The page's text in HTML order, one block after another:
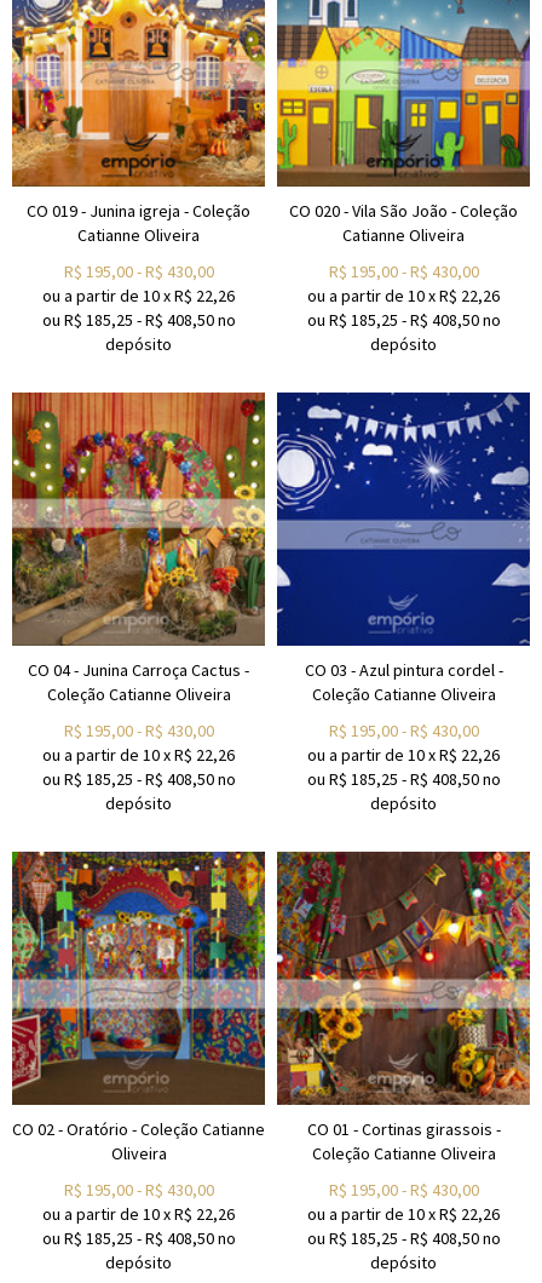
CO 019 - Junina igreja - Coleção
Catianne Oliveira
R$ 195,00-R$ 430,00
ou a partir de 10xR$ 22,26
ou R$ 185,25 -R$ 408,50no
depósito
CO 020 - Vila São João - Coleção
Catianne Oliveira
R$ 195,00-R$ 430,00
ou a partir de 10xR$ 22,26
ou R$ 185,25 -R$ 408,50no
depósito
CO 04 - Junina Carroça Cactus -
Coleção Catianne Oliveira
R$ 195,00-R$ 430,00
ou a partir de 10xR$ 22,26
ou R$ 185,25 -R$ 408,50no
depósito
CO 03 - Azul pintura cordel -
Coleção Catianne Oliveira
R$ 195,00-R$ 430,00
ou a partir de 10xR$ 22,26
ou R$ 185,25 -R$ 408,50no
depósito
CO 02 - Oratório - Coleção Catianne
Oliveira
R$ 195,00-R$ 430,00
ou a partir de 10xR$ 22,26
ou R$ 185,25 -R$ 408,50no
depósito
CO 01 - Cortinas girassois -
Coleção Catianne Oliveira
R$ 195,00-R$ 430,00
ou a partir de 10xR$ 22,26
ou R$ 185,25 -R$ 408,50no
depósito